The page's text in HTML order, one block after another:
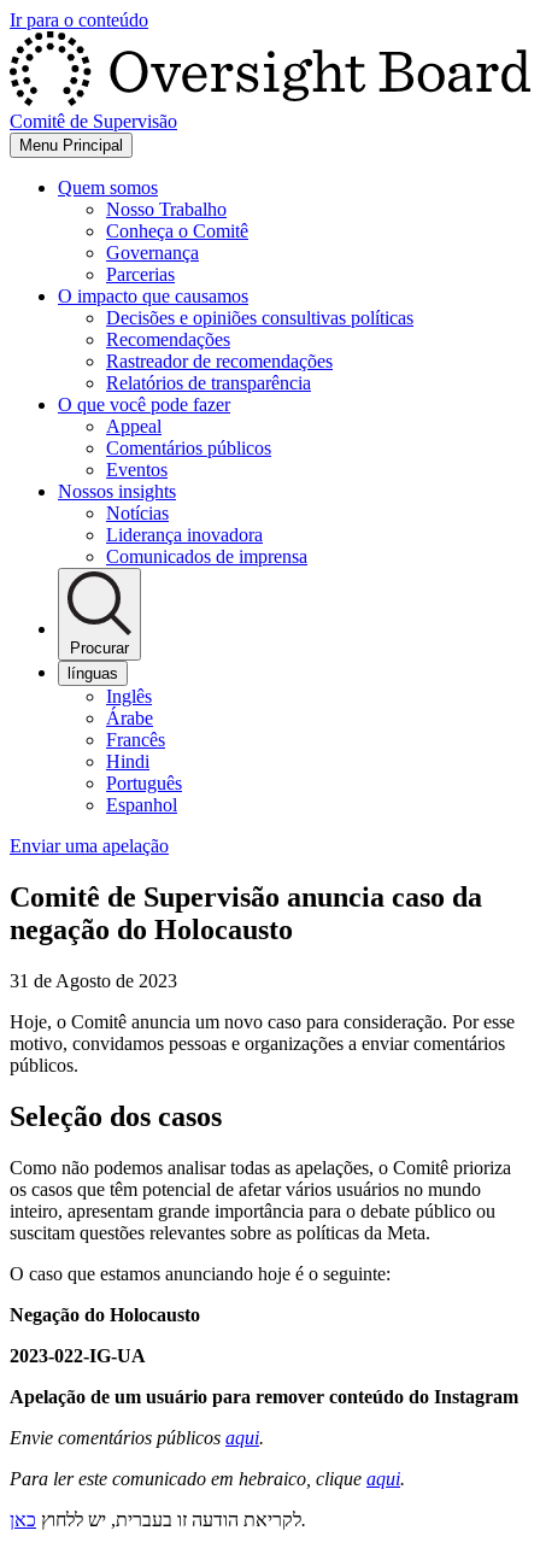
Ir para o conteúdo
Comitê de Supervisão
Menu Principal
Quem somos
Nosso Trabalho
Conheça o Comitê
Governança
Parcerias
O impacto que causamos
Decisões e opiniões consultivas políticas
Recomendações
Rastreador de recomendações
Relatórios de transparência
O que você pode fazer
Appeal
Comentários públicos
Eventos
Nossos insights
Notícias
Liderança inovadora
Comunicados de imprensa
Procurar
línguas
Inglês
Árabe
Francês
Hindi
Português
Espanhol
Enviar uma apelação
Comitê de Supervisão anuncia caso da
negação do Holocausto
31 de Agosto de 2023
Hoje, o Comitê anuncia um novo caso para consideração. Por esse
motivo, convidamos pessoas e organizações a enviar comentários
públicos.
Seleção dos casos
Como não podemos analisar todas as apelações, o Comitê prioriza
os casos que têm potencial de afetar vários usuários no mundo
inteiro, apresentam grande importância para o debate público ou
suscitam questões relevantes sobre as políticas da Meta.
O caso que estamos anunciando hoje é o seguinte:
Negação do Holocausto
2023-022-IG-UA
Apelação de um usuário para remover conteúdo do Instagram
Envie comentários públicos aqui.
Para ler este comunicado em hebraico, clique aqui.
לקריאת הודעה זו בעברית, יש ללחוץ כאן
.